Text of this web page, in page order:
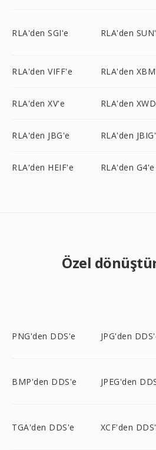
RLA'den SGI'e RLA'den
RLA'den VIFF'e RLA'den
RLA'den XV'e RLA'den
RLA'den JBG'e RLA'den
RLA'den HEIF'e RLA'den G4'e
Özel
PNG'den DDS'e JPG'den
BMP'den DDS'e JPEG'den
TGA'den DDS'e XCF'den